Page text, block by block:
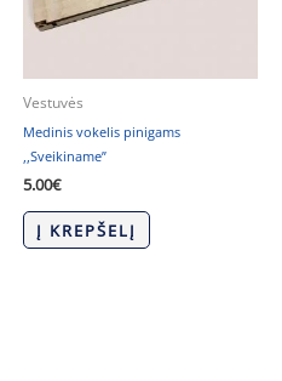
Vestuvės
Medinis vokelis pinigams
,,Sveikiname”
5.00€
Į KREPŠELĮ